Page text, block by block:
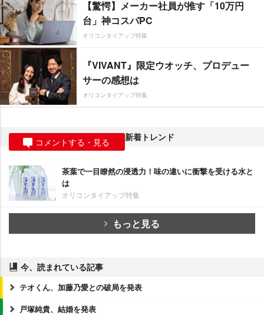
【驚愕】メーカー社員が推す「10万円
台」神コスパPC
オリコンタイアップ特集
『VIVANT』限定ウオッチ、プロデュー
サーの感想は
オリコンタイアップ特集
コメントする・見る 新着トレンド
茶葉で一目瞭然の浸透力！味の違いに衝撃を受ける水と
は
オリコンタイアップ特集
もっと見る
今、読まれている記事
テオくん、加藤乃愛との破局を発表
戸塚純貴、結婚を発表